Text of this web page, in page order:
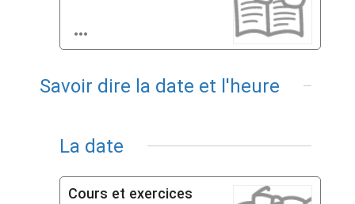

Savoir dire la date et l'heure
La date
Cours et exercices